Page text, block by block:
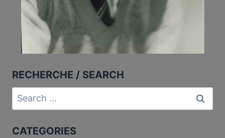
RECHERCHE / SEARCH
Search
for:
CATEGORIES